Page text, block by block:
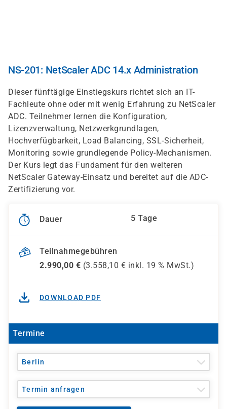
NS-201: NetScaler ADC 14.x Administration
Dieser fünftägige Einstiegskurs richtet sich an IT-
Fachleute ohne oder mit wenig Erfahrung zu NetScaler
ADC. Teilnehmer lernen die Konfiguration,
Lizenzverwaltung, Netzwerkgrundlagen,
Hochverfügbarkeit, Load Balancing, SSL-Sicherheit,
Monitoring sowie grundlegende Policy-Mechanismen.
Der Kurs legt das Fundament für den weiteren
NetScaler Gateway-Einsatz und bereitet auf die ADC-
Zertifizierung vor.
Dauer 5 Tage
Teilnahmegebühren
2.990,00 € (3.558,10 € inkl. 19 % MwSt.)
DOWNLOAD PDF
Termine
Berlin
Termin anfragen